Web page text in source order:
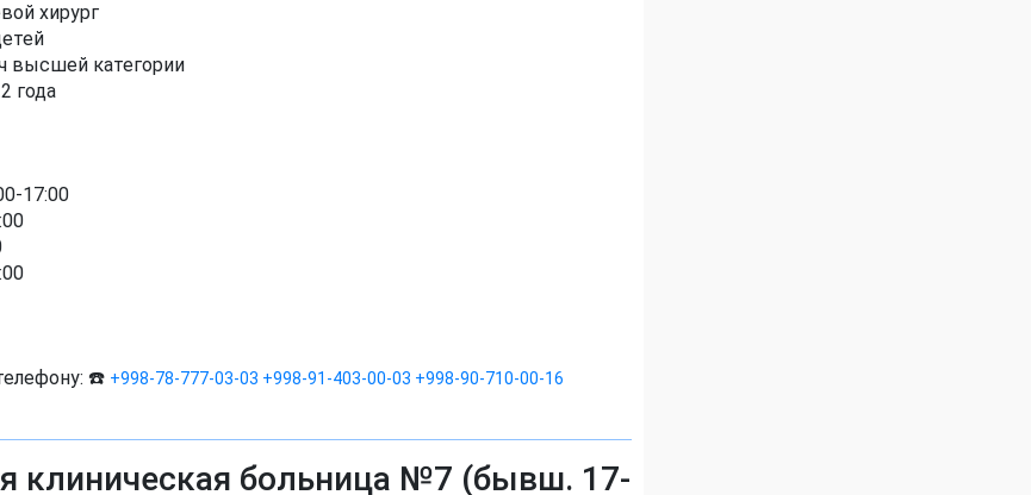
хирург
высшей категории
года
17:00
☎️ +998-78-777-03-03 +998-91-403-00-03 +998-90-710-00-16
клиническая больница №7 (бывш. 17-